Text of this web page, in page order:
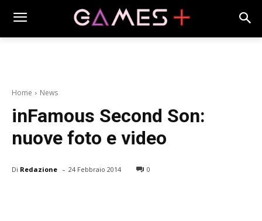
Home News
inFamous Second Son:
nuove foto e video
Di Redazione - 24 Febbraio 2014 0